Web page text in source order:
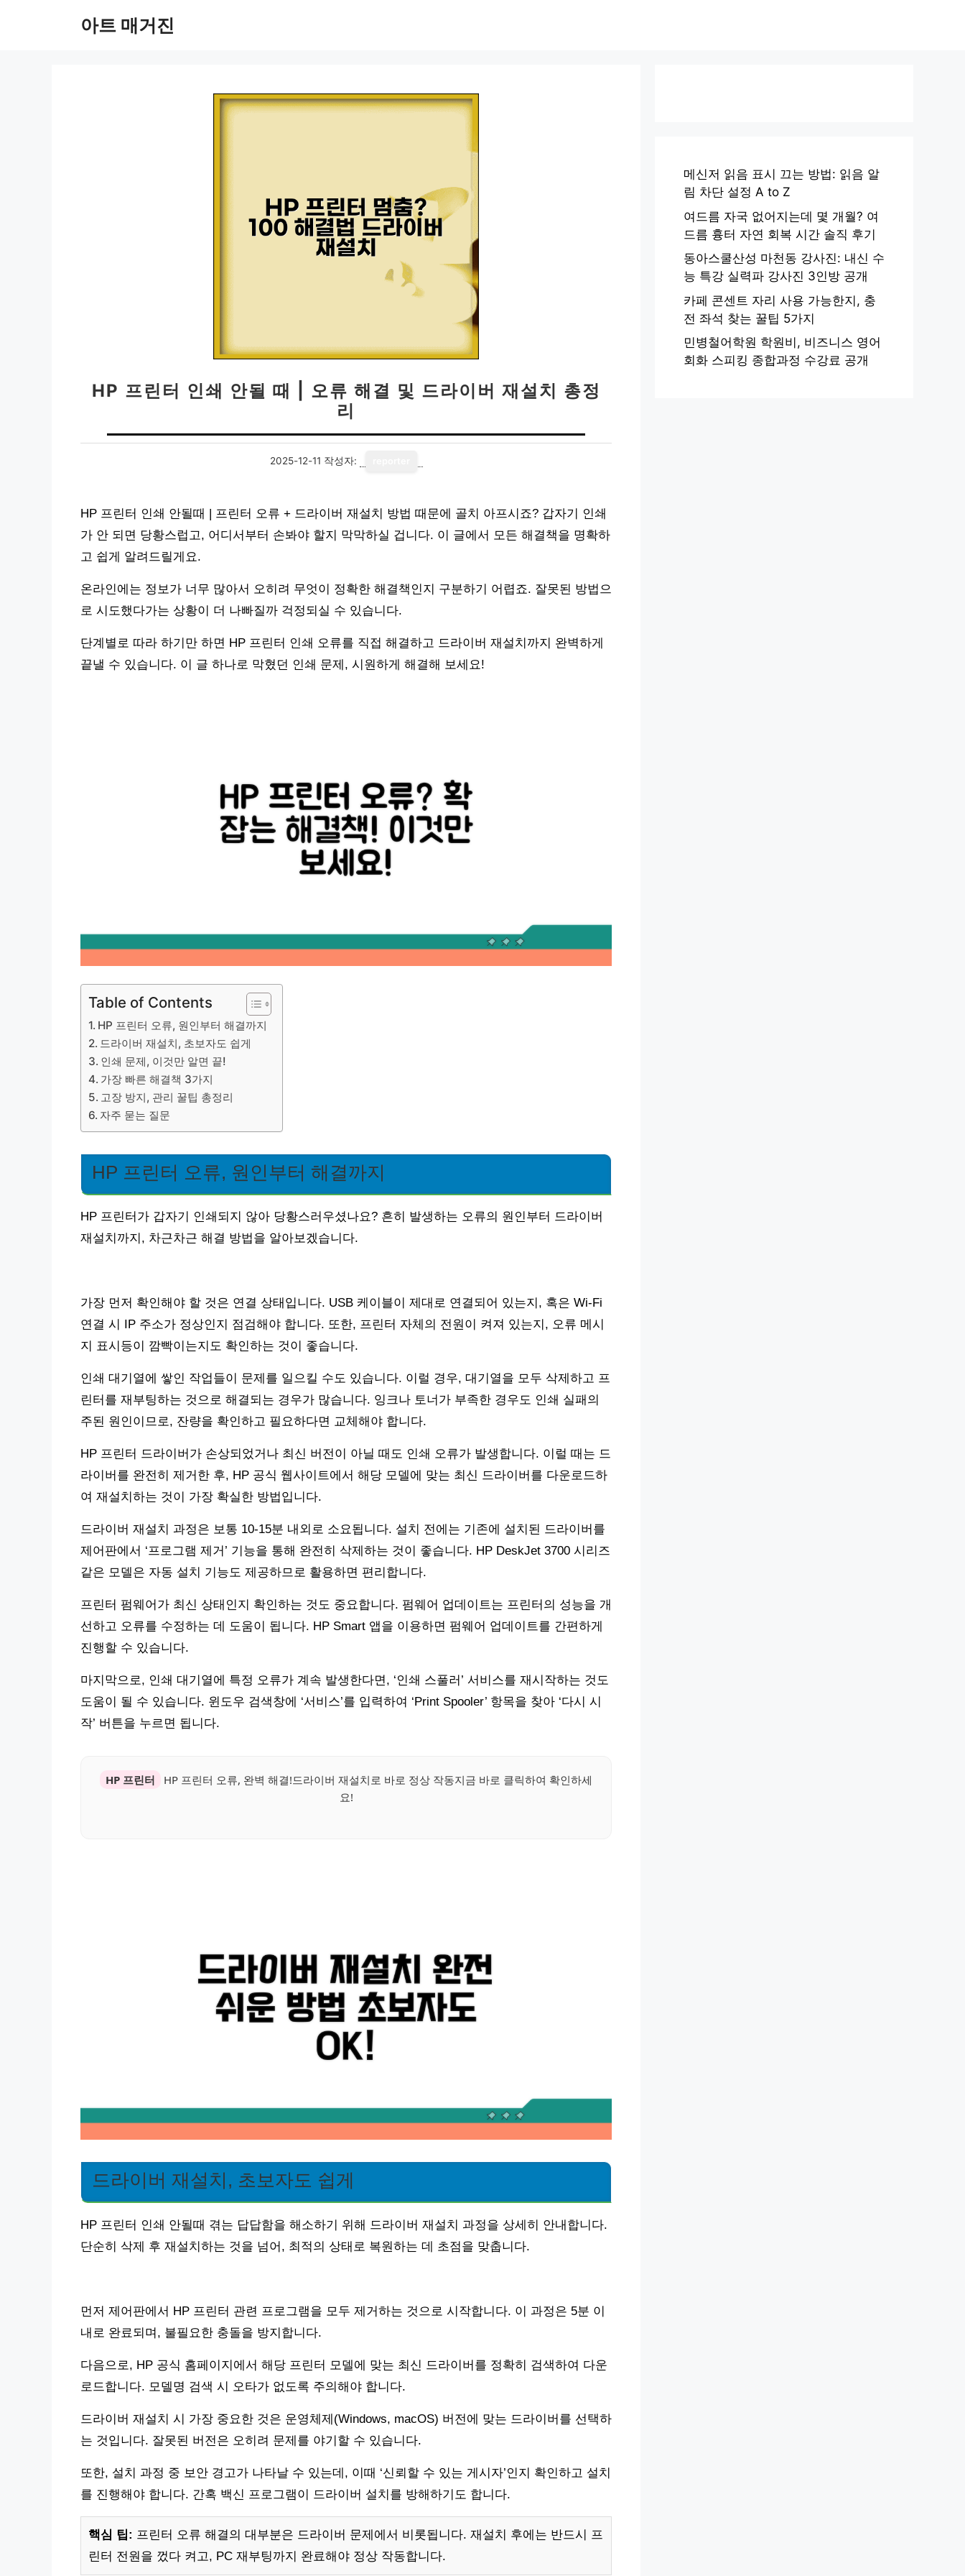
아트 매거진
HP 프린터 인쇄 안될 때 | 오류 해결 및 드라이버 재설치 총정
리
2025-12-11 작성자:
HP 프린터 인쇄 안될때 | 프린터 오류 + 드라이버 재설치 방법 때문에 골치 아프시죠? 갑자기 인쇄
가 안 되면 당황스럽고, 어디서부터 손봐야 할지 막막하실 겁니다. 이 글에서 모든 해결책을 명확하
고 쉽게 알려드릴게요.
온라인에는 정보가 너무 많아서 오히려 무엇이 정확한 해결책인지 구분하기 어렵죠. 잘못된 방법으
로 시도했다가는 상황이 더 나빠질까 걱정되실 수 있습니다.
단계별로 따라 하기만 하면 HP 프린터 인쇄 오류를 직접 해결하고 드라이버 재설치까지 완벽하게
끝낼 수 있습니다. 이 글 하나로 막혔던 인쇄 문제, 시원하게 해결해 보세요!
Table of Contents
HP 프린터 오류, 원인부터 해결까지
드라이버 재설치, 초보자도 쉽게
인쇄 문제, 이것만 알면 끝!
가장 빠른 해결책 3가지
고장 방지, 관리 꿀팁 총정리
자주 묻는 질문
HP 프린터 오류, 원인부터 해결까지
HP 프린터가 갑자기 인쇄되지 않아 당황스러우셨나요? 흔히 발생하는 오류의 원인부터 드라이버
재설치까지, 차근차근 해결 방법을 알아보겠습니다.
가장 먼저 확인해야 할 것은 연결 상태입니다. USB 케이블이 제대로 연결되어 있는지, 혹은 Wi-Fi
연결 시 IP 주소가 정상인지 점검해야 합니다. 또한, 프린터 자체의 전원이 켜져 있는지, 오류 메시
지 표시등이 깜빡이는지도 확인하는 것이 좋습니다.
인쇄 대기열에 쌓인 작업들이 문제를 일으킬 수도 있습니다. 이럴 경우, 대기열을 모두 삭제하고 프
린터를 재부팅하는 것으로 해결되는 경우가 많습니다. 잉크나 토너가 부족한 경우도 인쇄 실패의
주된 원인이므로, 잔량을 확인하고 필요하다면 교체해야 합니다.
HP 프린터 드라이버가 손상되었거나 최신 버전이 아닐 때도 인쇄 오류가 발생합니다. 이럴 때는 드
라이버를 완전히 제거한 후, HP 공식 웹사이트에서 해당 모델에 맞는 최신 드라이버를 다운로드하
여 재설치하는 것이 가장 확실한 방법입니다.
드라이버 재설치 과정은 보통 10-15분 내외로 소요됩니다. 설치 전에는 기존에 설치된 드라이버를
제어판에서 ‘프로그램 제거’ 기능을 통해 완전히 삭제하는 것이 좋습니다. HP DeskJet 3700 시리즈
같은 모델은 자동 설치 기능도 제공하므로 활용하면 편리합니다.
프린터 펌웨어가 최신 상태인지 확인하는 것도 중요합니다. 펌웨어 업데이트는 프린터의 성능을 개
선하고 오류를 수정하는 데 도움이 됩니다. HP Smart 앱을 이용하면 펌웨어 업데이트를 간편하게
진행할 수 있습니다.
마지막으로, 인쇄 대기열에 특정 오류가 계속 발생한다면, ‘인쇄 스풀러’ 서비스를 재시작하는 것도
도움이 될 수 있습니다. 윈도우 검색창에 ‘서비스’를 입력하여 ‘Print Spooler’ 항목을 찾아 ‘다시 시
작’ 버튼을 누르면 됩니다.
HP 프린터
HP 프린터 오류, 완벽 해결!드라이버 재설치로 바로 정상 작동지금 바로 클릭하여 확인하세
요!
드라이버 재설치, 초보자도 쉽게
HP 프린터 인쇄 안될때 겪는 답답함을 해소하기 위해 드라이버 재설치 과정을 상세히 안내합니다.
단순히 삭제 후 재설치하는 것을 넘어, 최적의 상태로 복원하는 데 초점을 맞춥니다.
먼저 제어판에서 HP 프린터 관련 프로그램을 모두 제거하는 것으로 시작합니다. 이 과정은 5분 이
내로 완료되며, 불필요한 충돌을 방지합니다.
다음으로, HP 공식 홈페이지에서 해당 프린터 모델에 맞는 최신 드라이버를 정확히 검색하여 다운
로드합니다. 모델명 검색 시 오타가 없도록 주의해야 합니다.
드라이버 재설치 시 가장 중요한 것은 운영체제(Windows, macOS) 버전에 맞는 드라이버를 선택하
는 것입니다. 잘못된 버전은 오히려 문제를 야기할 수 있습니다.
또한, 설치 과정 중 보안 경고가 나타날 수 있는데, 이때 ‘신뢰할 수 있는 게시자’인지 확인하고 설치
를 진행해야 합니다. 간혹 백신 프로그램이 드라이버 설치를 방해하기도 합니다.
핵심 팁: 프린터 오류 해결의 대부분은 드라이버 문제에서 비롯됩니다. 재설치 후에는 반드시 프
린터 전원을 껐다 켜고, PC 재부팅까지 완료해야 정상 작동합니다.
메신저 읽음 표시 끄는 방법: 읽음 알
림 차단 설정 A to Z
여드름 자국 없어지는데 몇 개월? 여
드름 흉터 자연 회복 시간 솔직 후기
동아스쿨산성 마천동 강사진: 내신 수
능 특강 실력파 강사진 3인방 공개
카페 콘센트 자리 사용 가능한지, 충
전 좌석 찾는 꿀팁 5가지
민병철어학원 학원비, 비즈니스 영어
회화 스피킹 종합과정 수강료 공개